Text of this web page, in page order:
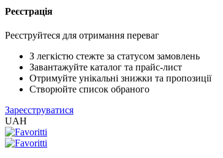
Реєстрація
Реєструйтеся для отримання переваг
З легкістю стежте за статусом замовлень
Завантажуйте каталог та прайс-лист
Отримуйте унікальні знижки та пропозиції
Створюйте список обраного
Зареєструватися
UAH
/
2005
(Розн.)
/
EXCEL
2005
(Опт)